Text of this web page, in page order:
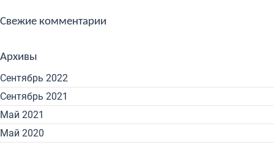
Свежие комментарии
Архивы
Сентябрь 2022
Сентябрь 2021
Май 2021
Май 2020